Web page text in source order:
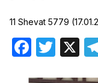
11 Shevat 5779
Facebook
Twitter